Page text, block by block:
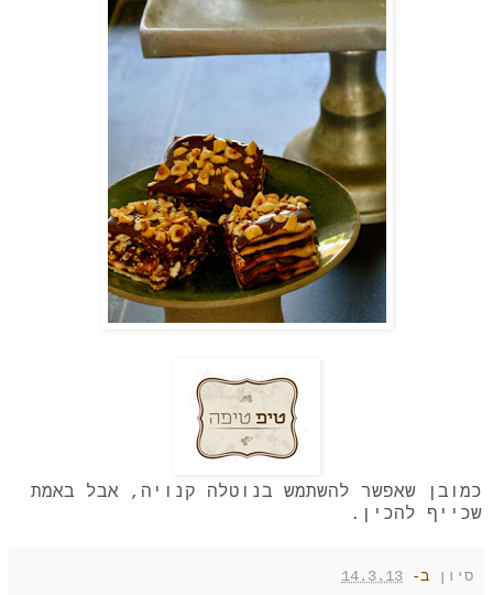
כמובן שאפשר להשתמש בנוטלה קנויה, אבל באמת
שכייף להכין.
סיון ב- 14.3.13